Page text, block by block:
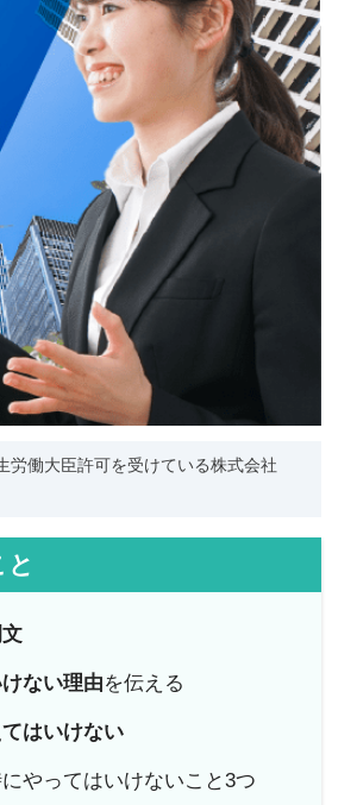
労働大臣許可を受けている株式会社
ない理由を伝える
はいけない
やってはいけないこと3つ